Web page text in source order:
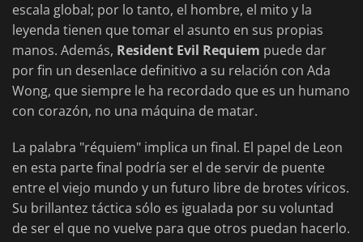
escala global; por lo tanto, el hombre, el mito y la
leyenda tienen que tomar el asunto en sus propias
manos. Además, Resident Evil Requiem puede dar
por fin un desenlace definitivo a su relación con Ada
Wong, que siempre le ha recordado que es un humano
con corazón, no una máquina de matar.
La palabra "réquiem" implica un final. El papel de Leon
en esta parte final podría ser el de servir de puente
entre el viejo mundo y un futuro libre de brotes víricos.
Su brillantez táctica sólo es igualada por su voluntad
de ser el que no vuelve para que otros puedan hacerlo.